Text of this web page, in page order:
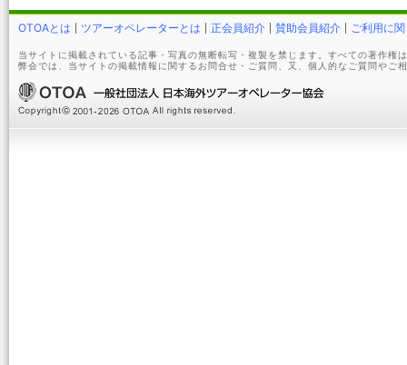
OTOAとは ツアーオペレーターとは 正会員紹介 賛助会員紹介 ご利用に
当サイトに掲載されている記事・写真の無断転写・複製を禁じます。すべての著作権
弊会では、当サイトの掲載情報に関するお問合せ・ご質問、又、個人的なご質問やご